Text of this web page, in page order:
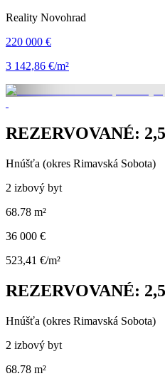
Reality Novohrad
220 000 €
3 142,86 €/m²
REZERVOVANÉ:
Hnúšťa (okres Rimavská Sobota)
2 izbový byt
68.78 m²
36 000 €
523,41 €/m²
REZERVOVANÉ:
Hnúšťa (okres Rimavská Sobota)
2 izbový byt
68.78 m²